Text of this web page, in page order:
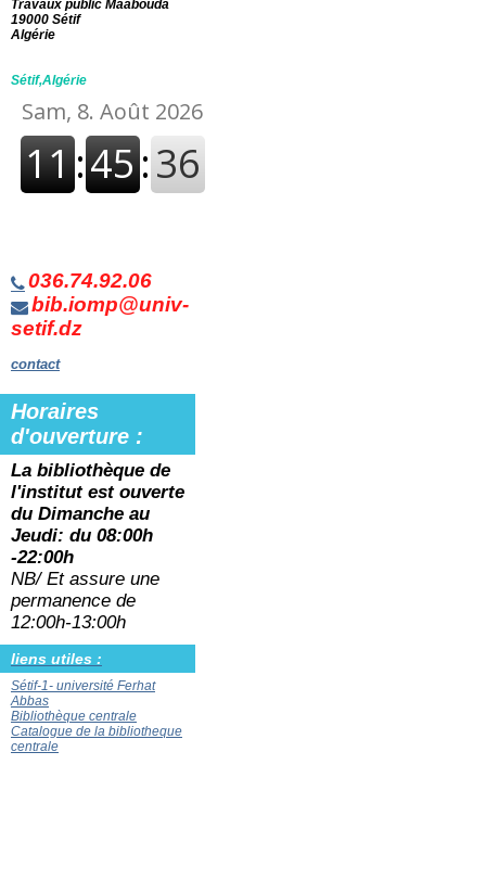
Travaux public Maabouda
19000 Sétif
Algérie
Sétif,Algérie
036.74.92.06
bib.iomp@univ-
setif.dz
contact
Horaires
d'ouverture :
La bibliothèque de
l'institut est ouverte
du Dimanche au
Jeudi: du 08:00h
-22:00h
NB/ Et assure une
permanence de
12:00h-13:00h
liens utiles :
Sétif-1- université Ferhat
Abbas
Bibliothèque centrale
Catalogue de la bibliotheque
centrale